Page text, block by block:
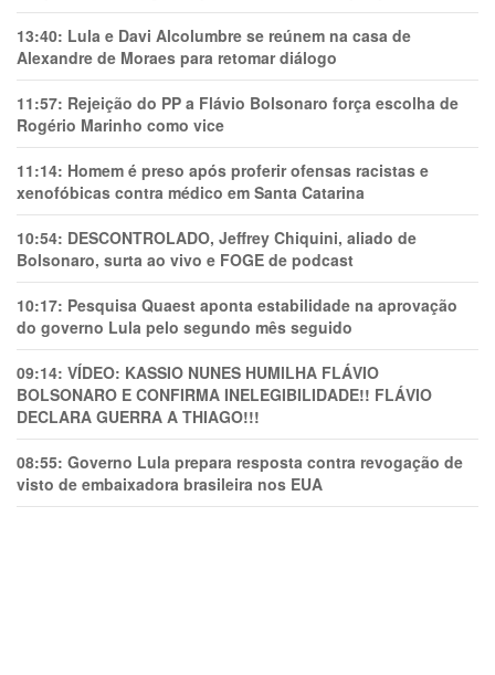
13:40: Lula e Davi Alcolumbre se reúnem na casa de
Alexandre de Moraes para retomar diálogo
11:57: Rejeição do PP a Flávio Bolsonaro força escolha de
Rogério Marinho como vice
11:14: Homem é preso após proferir ofensas racistas e
xenofóbicas contra médico em Santa Catarina
10:54: DESCONTROLADO, Jeffrey Chiquini, aliado de
Bolsonaro, surta ao vivo e FOGE de podcast
10:17: Pesquisa Quaest aponta estabilidade na aprovação
do governo Lula pelo segundo mês seguido
09:14: VÍDEO: KASSIO NUNES HUMlLHA FLÁVIO
BOLSONARO E CONFIRMA INELEGIBILIDADE!! FLÁVIO
DECLARA GUERRA A THIAGO!!!
08:55: Governo Lula prepara resposta contra revogação de
visto de embaixadora brasileira nos EUA